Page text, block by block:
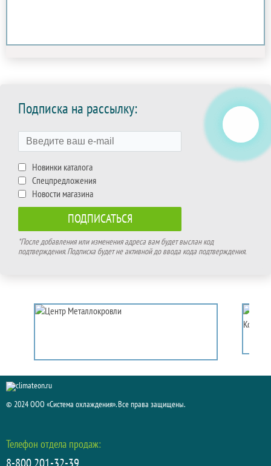
Подписка на рассылку:
Новинки каталога
Спецпредложения
Новости магазина
*После добавления или изменения адреса вам будет выслан код
подтверждения. Подписка будет не активной до ввода кода подтверждения.
© 2024 ООО «Система охлаждения». Все права защищены.
Телефон отдела продаж: